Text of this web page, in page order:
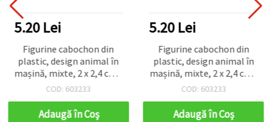
5.20 Lei
Figurine cabochon din
plastic, design animal în
mașină, mixte, 2 x 2,4 cm -
5 bucăți
COD: 603233
Adaugă în Coş
5.20 Lei
Figurine cabochon din
plastic, design animal în
mașină, mixte, 2 x 2,4 cm -
5 bucăți
COD: 603233
Adaugă în Coş